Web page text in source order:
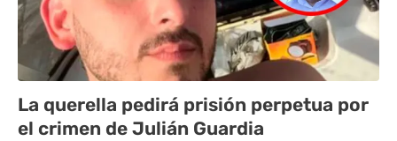
La querella pedirá prisión perpetua por
el crimen de Julián Guardia